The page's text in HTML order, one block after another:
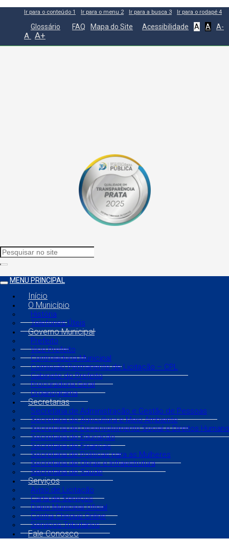
Ir para o conteúdo 1 Ir para o menu 2 Ir para a busca 3 Ir para o rodapé 4
Glossário FAQ Mapa do Site Acessibilidade A A A-
A A+
MENU PRINCIPAL
Início
O Município
História
Telefones Úteis
Governo Municipal
Prefeito
Vice Prefeito
Controladoria Municipal
Comissão Permanente de Licitação – CPL
Gabinete do Prefeito
Procuradoria Geral
Organograma
Secretarias
Secretaria de Administração e Gestão de Pessoas
Secretaria de Agricultura e Meio Ambiente
Secretaria de Desenvolvimento Social e Direitos
Secretaria de Educação
Secretaria de Finanças
Secretaria de Políticas para as Mulheres
Secretaria de Obras e Infraestrutura
Secretaria de Saúde
Serviços
Aviso de Licitação
Carta de Serviços
Diário Municipal Oficial
Contra Cheque Online
Serviços Tributários
Fale Conosco